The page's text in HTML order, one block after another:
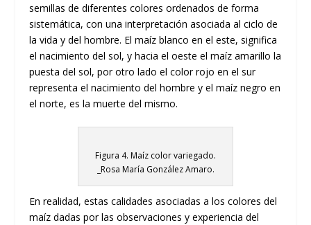
semillas de diferentes colores ordenados de forma
sistemática, con una interpretación asociada al ciclo de
la vida y del hombre. El maíz blanco en el este, significa
el nacimiento del sol, y hacia el oeste el maíz amarillo la
puesta del sol, por otro lado el color rojo en el sur
representa el nacimiento del hombre y el maíz negro en
el norte, es la muerte del mismo.
Figura 4. Maíz color variegado.
_Rosa María González Amaro.
En realidad, estas calidades asociadas a los colores del
maíz dadas por las observaciones y experiencia del